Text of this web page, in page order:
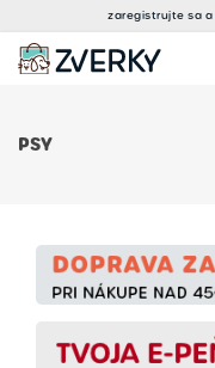
zaregistrujte sa a
PSY